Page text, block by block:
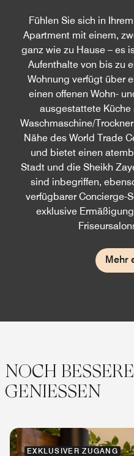
Fühlen Sie sich in
Apartment mit einem,
ganz wie zu Hause – es
Aufenthalte von bis zu
Wohnung verfügt über
einen offenen Wohn-
ausgestattete
Waschmaschine/
Nähe des World Trade
und bietet einen
Stadt und die Sheikh
sind inbegriffen,
verfügbarer Concierge-
exklusive
Mehr
NOCH
GENIESSEN
EXKLUSIVER ZUGANG